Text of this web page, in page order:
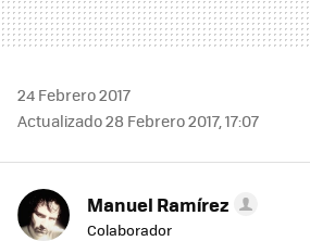
24 Febrero 2017
Actualizado 28 Febrero 2017, 17:07
Manuel Ramírez
Colaborador